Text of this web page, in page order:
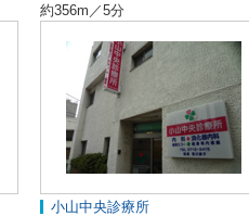
約356m／5分
小山中央診療所